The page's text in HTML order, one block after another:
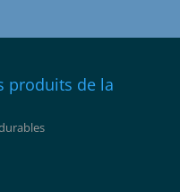
produits de la